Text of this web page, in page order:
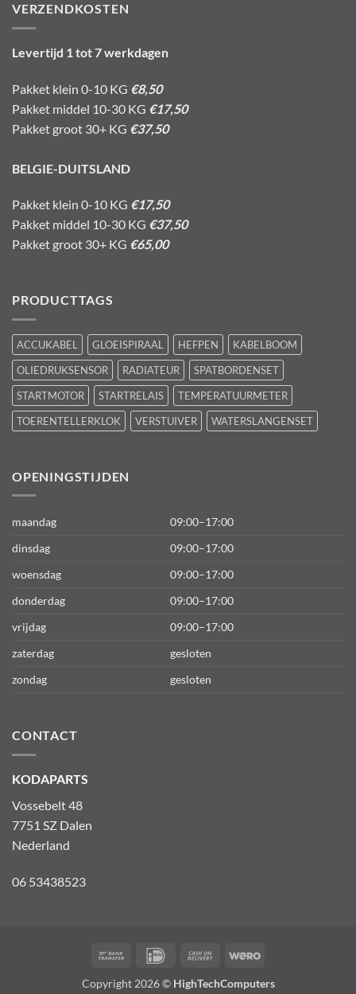
VERZENDKOSTEN
Levertijd 1 tot 7 werkdagen
Pakket klein 0-10 KG €8,50
Pakket middel 10-30 KG €17,50
Pakket groot 30+ KG €37,50
BELGIE-DUITSLAND
Pakket klein 0-10 KG €17,50
Pakket middel 10-30 KG €37,50
Pakket groot 30+ KG €65,00
PRODUCTTAGS
ACCUKABEL GLOEISPIRAAL HEFPEN
KABELBOOM
OLIEDRUKSENSOR
RADIATEUR
SPATBORDENSET
STARTMOTOR
STARTRELAIS
TEMPERATUURMETER
TOERENTELLERKLOK
VERSTUIVER WATERSLANGENSET
OPENINGSTIJDEN
maandag
09:00–17:00
dinsdag
09:00–17:00
woensdag
09:00–17:00
donderdag
09:00–17:00
vrijdag
09:00–17:00
zaterdag
gesloten
zondag
gesloten
CONTACT
KODAPARTS
Vossebelt 48
7751 SZ Dalen
Nederland
06 53438523
Bank
IDeal
Cash
Delivery
Wero
Copyright 2026 © HighTechComputers